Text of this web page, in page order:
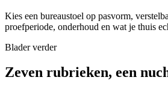
Kies een bureaustoel op pasvorm,
proefperiode, onderhoud en wat je thuis
Blader verder
Zeven rubrieken, een